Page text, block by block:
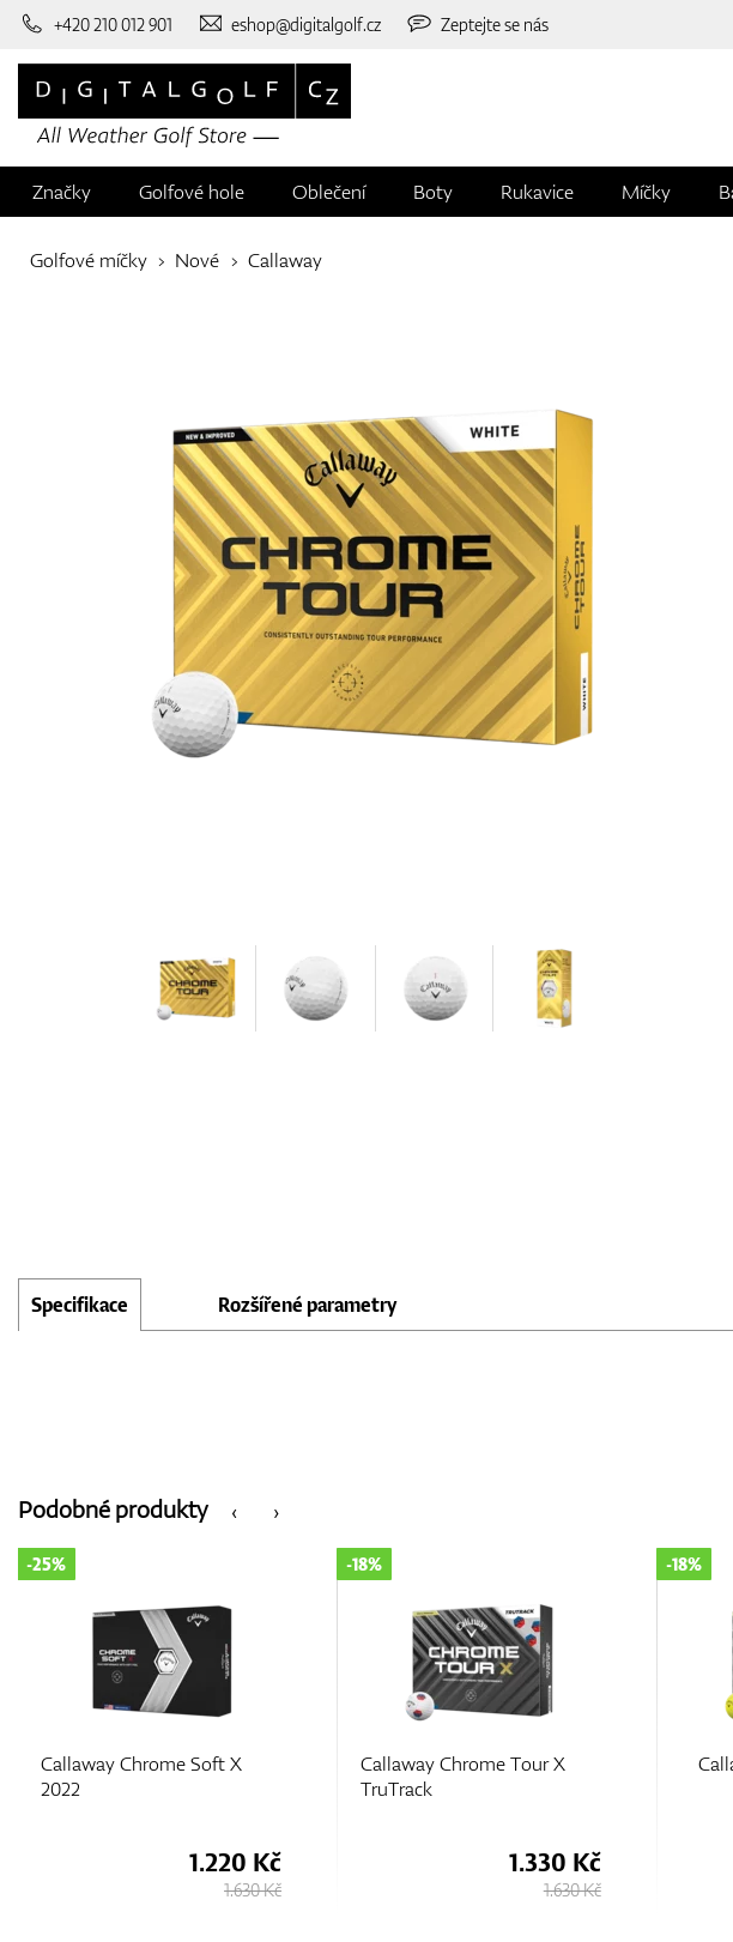
+420 210 012 901 eshop@digitalgolf.cz Zeptejte se nás
Značky Golfové hole Oblečení Boty Rukavice Míčky
Golfové míčky Nové Callaway
Specifikace Rozšířené parametry
‹
Podobné produkty ›
Callaway Chrome Soft X
2022
-25%
1.220 Kč
1.630 Kč
Callaway Chrome Tour X
TruTrack
-18%
1.330 Kč
1.630 Kč
-18%